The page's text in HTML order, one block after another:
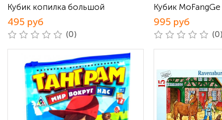
Кубик копилка большой
495 руб
(0)
Кубик
995 руб